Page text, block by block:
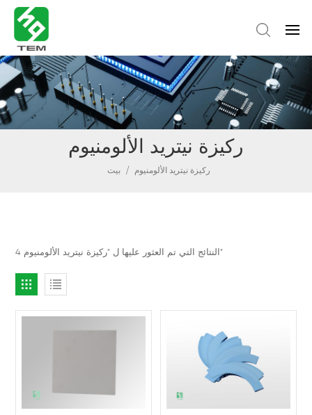
ركيزة نيتريد الألومنيوم
بيت / ركيزة نيتريد الألومنيوم
4 النتائج التي تم العثور عليها ل "ركيزة نيتريد الألومنيوم"